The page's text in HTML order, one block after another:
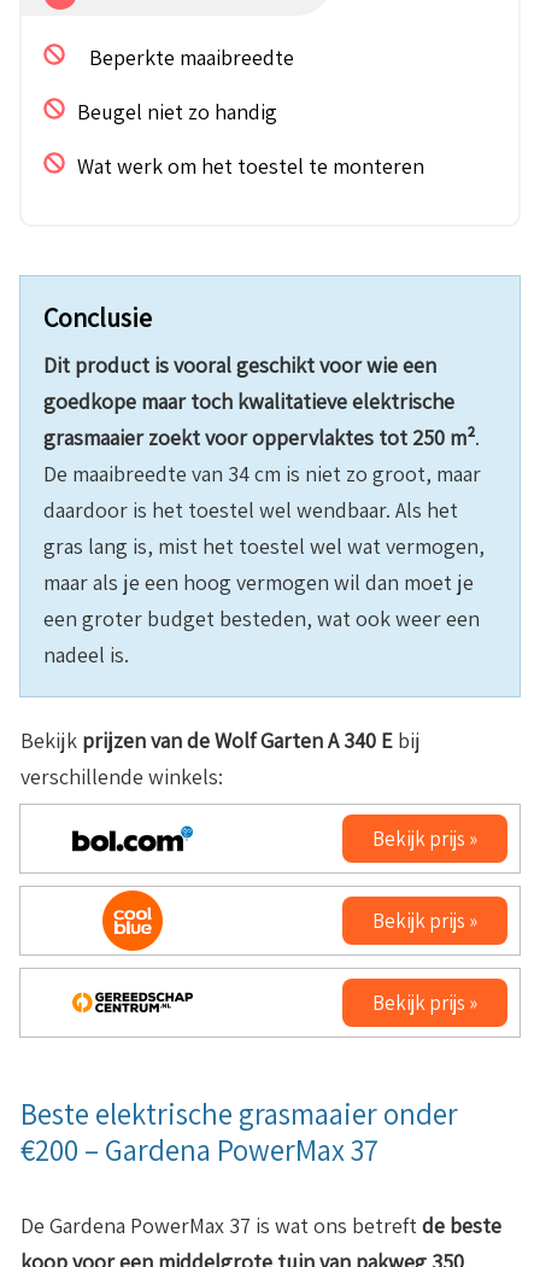
Beperkte maaibreedte
Beugel niet zo handig
Wat werk om het toestel te monteren
Conclusie
Dit product is vooral geschikt voor wie een
goedkope maar toch kwalitatieve elektrische
grasmaaier zoekt voor oppervlaktes tot 250 m².
De maaibreedte van 34 cm is niet zo groot, maar
daardoor is het toestel wel wendbaar. Als het
gras lang is, mist het toestel wel wat vermogen,
maar als je een hoog vermogen wil dan moet je
een groter budget besteden, wat ook weer een
nadeel is.
Bekijk prijzen van de Wolf Garten A 340 E bij
verschillende winkels:
Bekijk prijs »
Bekijk prijs »
Bekijk prijs »
Beste elektrische grasmaaier onder
€200 – Gardena PowerMax 37
De Gardena PowerMax 37 is wat ons betreftde beste